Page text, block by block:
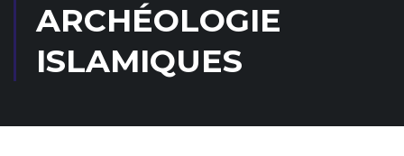
ARCHÉOLOGIE
ISLAMIQUES